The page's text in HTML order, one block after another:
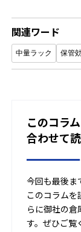
関連ワード
中量ラック 保管
このコラ
合わせて
今回も最後ま
このコラム
らに御社の
す。ぜひご覧